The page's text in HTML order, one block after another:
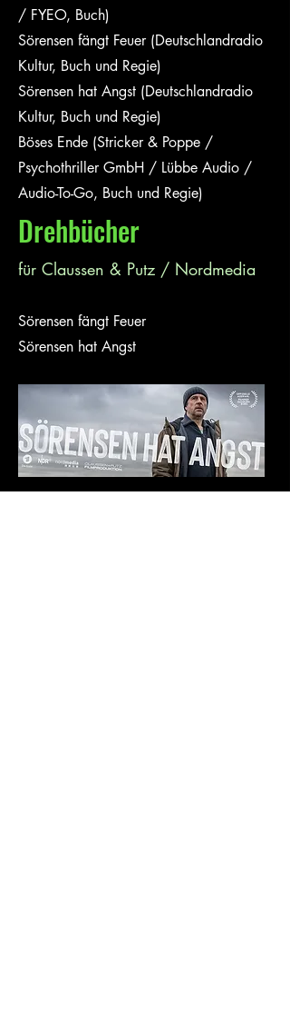
/ FYEO, Buch)
Sörensen fängt Feuer (Deutschlandradio
Kultur, Buch und Regie)
Sörensen hat Angst (Deutschlandradio
Kultur, Buch und Regie)
Böses Ende (Stricker & Poppe /
Psychothriller GmbH / Lübbe Audio /
Audio-To-Go, Buch und Regie)
Drehbücher
für Claussen & Putz / Nordmedia
Sörensen fängt Feuer
Sörensen hat Angst
Hörbücher